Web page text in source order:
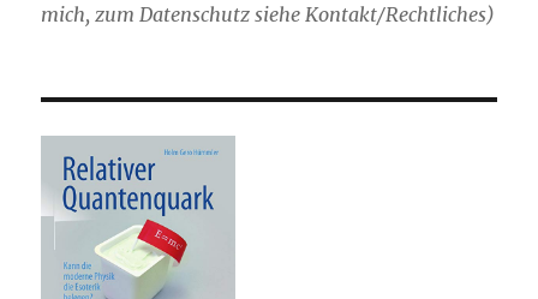
mich, zum Datenschutz siehe Kontakt/Rechtliches)